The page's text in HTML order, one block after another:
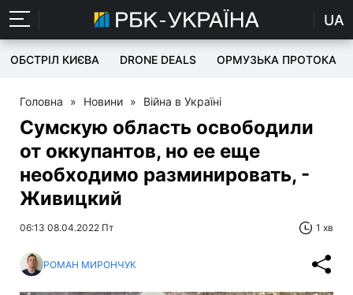
UA
ОБСТРІЛ КИЄВА DRONE DEALS ОРМУЗЬКА ПРОТОКА
Головна » Новини » Війна в Україні
Сумскую область освободили
от оккупантов, но ее еще
необходимо разминировать, -
Живицкий
06:13 08.04.2022 Пт 1 хв
РОМАН МИРОНЧУК